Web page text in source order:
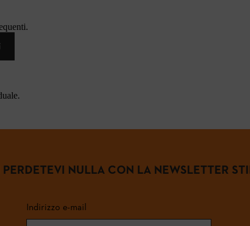
NULLA CON LA NEWSLETTER
Indirizzo e-mail